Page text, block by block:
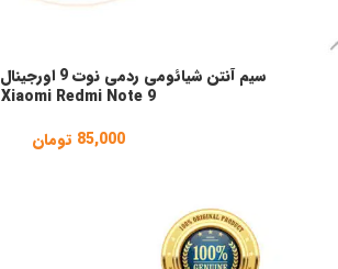
افزودن به سبد خرید
Xiaomi Redmi Note 9
85,000 تومان